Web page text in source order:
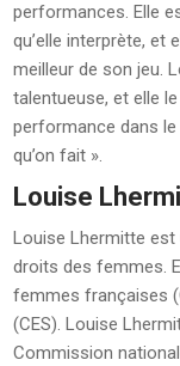
performances. Elle
qu’elle interprète,
meilleur de son jeu.
talentueuse, et elle
performance dans le
qu’on fait ».
Louise
Louise Lhermitte
droits des femmes.
femmes françaises
(CES). Louise
Commission